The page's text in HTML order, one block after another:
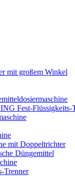
mit großem Winkel
Fest-Flüssigkeits-
mit Doppeltrichter
Düngemittel
Trenner